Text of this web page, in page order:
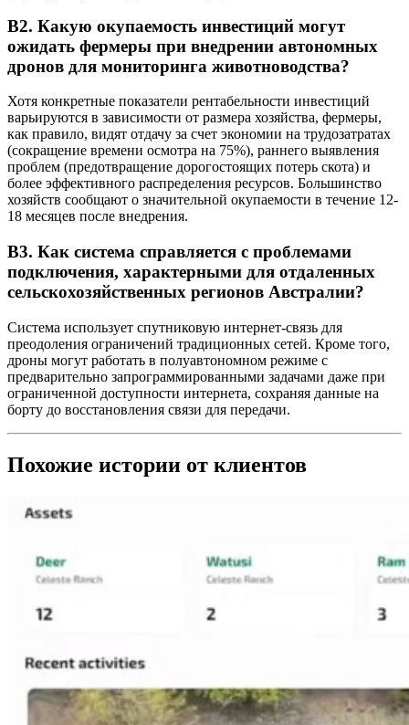
В2. Какую окупаемость инвестиций могут
ожидать фермеры при внедрении автономных
дронов для мониторинга животноводства?
Хотя конкретные показатели рентабельности инвестиций
варьируются в зависимости от размера хозяйства, фермеры,
как правило, видят отдачу за счет экономии на трудозатратах
(сокращение времени осмотра на 75%), раннего выявления
проблем (предотвращение дорогостоящих потерь скота) и
более эффективного распределения ресурсов. Большинство
хозяйств сообщают о значительной окупаемости в течение 12-
18 месяцев после внедрения.
В3. Как система справляется с проблемами
подключения, характерными для отдаленных
сельскохозяйственных регионов Австралии?
Система использует спутниковую интернет-связь для
преодоления ограничений традиционных сетей. Кроме того,
дроны могут работать в полуавтономном режиме с
предварительно запрограммированными задачами даже при
ограниченной доступности интернета, сохраняя данные на
борту до восстановления связи для передачи.
Похожие истории от клиентов